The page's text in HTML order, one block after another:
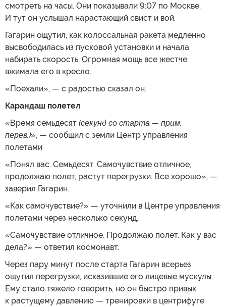
смотреть на часы. Они показывали 9:07 по Москве.
И тут он услышал нарастающий свист и вой.
Гагарин ощутил, как колоссальная ракета медленно
высвободилась из пусковой установки и начала
набирать скорость. Огромная мощь все жестче
вжимала его в кресло.
«Поехали», — с радостью сказал он.
Карандаш полетел
«Время семьдесят (секунд со старта — прим.
перев.)», — сообщил с земли Центр управления
полетами
«Понял вас. Семьдесят. Самочувствие отличное,
продолжаю полет, растут перегрузки. Все хорошо», —
заверил Гагарин.
«Как самочувствие?» — уточнили в Центре управления
полетами через несколько секунд.
«Самочувствие отличное. Продолжаю полет. Как у вас
дела?» — ответил космонавт.
Через пару минут после старта Гагарин всерьез
ощутил перегрузки, исказившие его лицевые мускулы.
Ему стало тяжело говорить, но он быстро привык
к растущему давлению — тренировки в центрифуге